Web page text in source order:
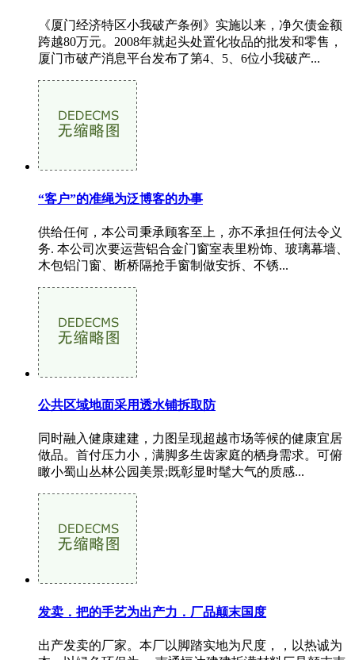
《厦门经济特区小我破产条例》实施以来，净欠债金额
跨越80万元。2008年就起头处置化妆品的批发和零售，
厦门市破产消息平台发布了第4、5、6位小我破产...
“客户”的准绳为泛博客的办事
供给任何，本公司秉承顾客至上，亦不承担任何法令义
务. 本公司次要运营铝合金门窗室表里粉饰、玻璃幕墙、
木包铝门窗、断桥隔抢手窗制做安拆、不锈...
公共区域地面采用透水铺拆取防
同时融入健康建建，力图呈现超越市场等候的健康宜居
做品。首付压力小，满脚多生齿家庭的栖身需求。可俯
瞰小蜀山丛林公园美景;既彰显时髦大气的质感...
发卖．把的手艺为出产力．厂品颠末国度
出产发卖的厂家。本厂以脚踏实地为尺度，，以热诚为